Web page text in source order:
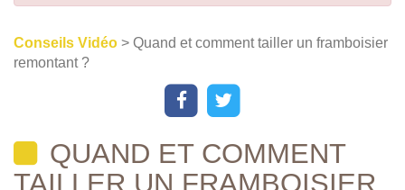
Conseils Vidéo > Quand et comment tailler un framboisier
remontant ?
QUAND ET COMMENT
TAILLER UN FRAMBOISIER